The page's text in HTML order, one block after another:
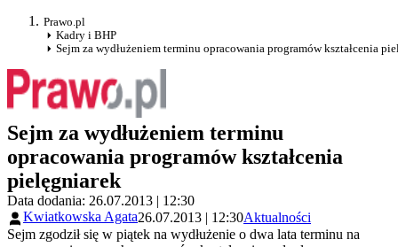
Prawo.pl
Kadry i BHP
Sejm za wydłużeniem terminu opracowania programów kształcenia
Sejm za wydłużeniem terminu
opracowania programów kształcenia
pielęgniarek
Data dodania: 26.07.2013 | 12:30
Kwiatkowska Agata26.07.2013 | 12:30Aktualności
Sejm zgodził się w piątek na wydłużenie o dwa lata terminu na